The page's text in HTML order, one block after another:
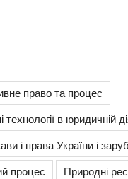
право та процес
технології в юридичній
і права України і
процес
Природні